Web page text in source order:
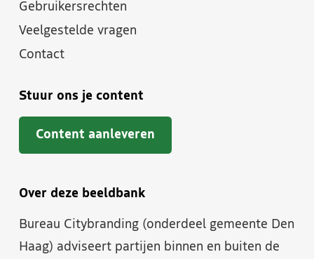
Gebruikersrechten
Veelgestelde vragen
Contact
Stuur ons je content
Content aanleveren
Over deze beeldbank
Bureau Citybranding (onderdeel gemeente Den
Haag) adviseert partijen binnen en buiten de